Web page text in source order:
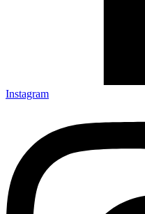
Instagram